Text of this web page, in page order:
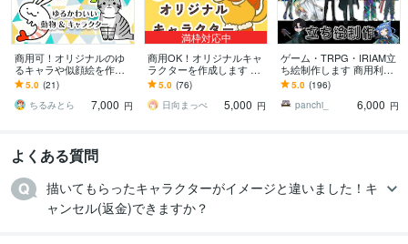
商用可！オリジナルのゆ
るキャラや似顔絵を作成
します ゆるい・かわい
い・脱力・シンプル！キ
ャラデザも大歓迎です！
5.0 (21)
ちるみとら
7,000 円
満枠対応中
商用OK！オリジナルキャ
ラクターを作成します コ
ンテスト受賞歴あり！親
しみやすいキャラクター
お任せ下さい
5.0 (76)
日向まっぺ
5,000 円
ゲーム・TRPG・IRIAM立
ち絵制作します 商用利用
無料！自由に使えるあな
ただけのキャラクター作
成！
5.0 (196)
panchi_
6,000 円
よくある質問
描いてもらったキャラクターがイメージと違いました！キ
ャンセル(返金)できますか？